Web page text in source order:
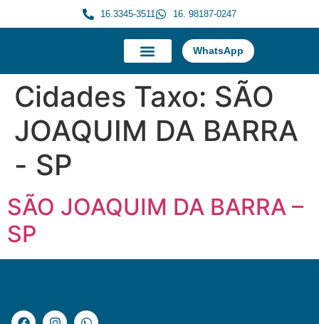
16.3345-3511 16. 98187-0247
WhatsApp
Cidades Taxo: SÃO
JOAQUIM DA BARRA
- SP
SÃO JOAQUIM DA BARRA –
SP